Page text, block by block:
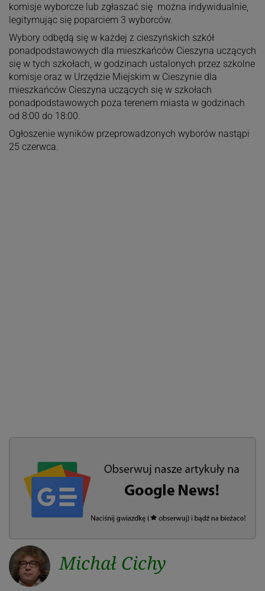
komisje wyborcze lub zgłaszać się można indywidualnie,
legitymując się poparciem 3 wyborców.
Wybory odbędą się w każdej z cieszyńskich szkół
ponadpodstawowych dla mieszkańców Cieszyna uczących
się w tych szkołach, w godzinach ustalonych przez szkolne
komisje oraz w Urzędzie Miejskim w Cieszynie dla
mieszkańców Cieszyna uczących się w szkołach
ponadpodstawowych poza terenem miasta w godzinach
od 8:00 do 18:00.
Ogłoszenie wyników przeprowadzonych wyborów nastąpi
25 czerwca.
Michał Cichy